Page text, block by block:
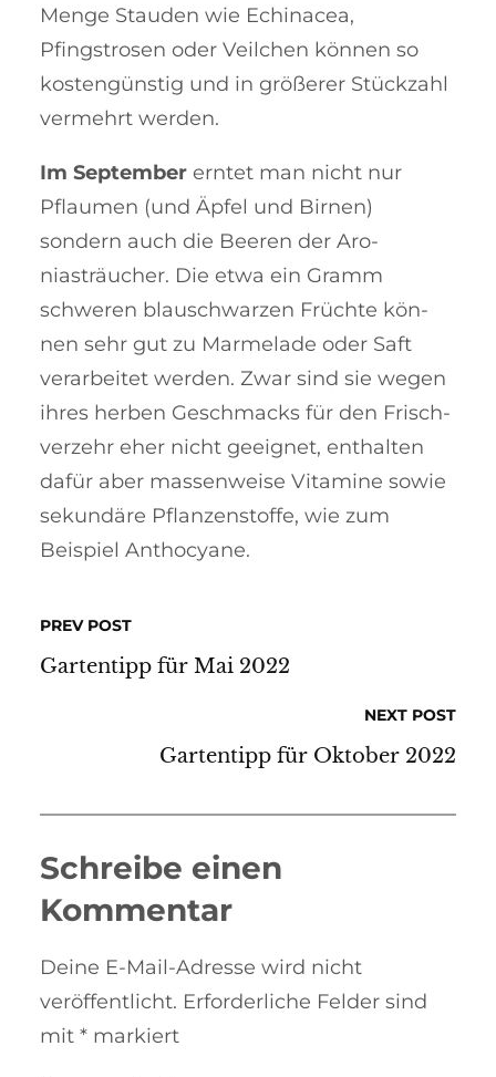
Menge Stau­den wie Echi­na­cea,
Pfingstrosen oder Veilchen kön­nen so
kosten­gün­stig und in grö­ßerer Stück­zahl
ver­mehrt werden.
Im September erntet man nicht nur
Pflaumen (und Äpfel und Birnen)
sondern auch die Beeren der Aro­
niasträucher. Die etwa ein Gramm
schwe­ren blau­schwa­rzen Früchte kön­­
nen sehr gut zu Marmelade oder Saft
verarbeitet werden. Zwar sind sie wegen
ihres herben Ge­schmacks für den Frisch­
verzehr eher nicht geeignet, enthalten
da­für aber massenweise Vitamine sowie
sekundäre Pflanzen­stoffe, wie zum
Beispiel Anthocyane.
PREV POST
Gartentipp für Mai 2022
NEXT POST
Gartentipp für Oktober 2022
Schreibe einen
Kommentar
Deine E-Mail-Adresse wird nicht
veröffentlicht. Erforderliche Felder sind
mit * markiert